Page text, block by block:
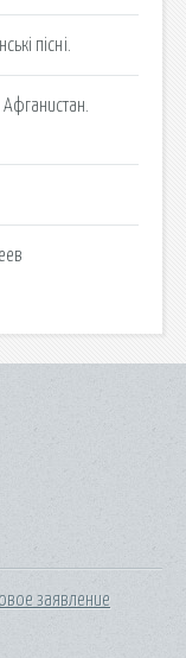
пісні.
заявление